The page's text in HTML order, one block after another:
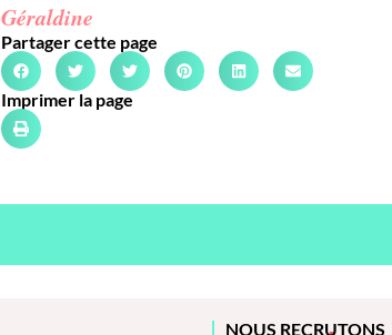
Géraldine
Partager cette page
Imprimer la page
NOUS RECRUTONS